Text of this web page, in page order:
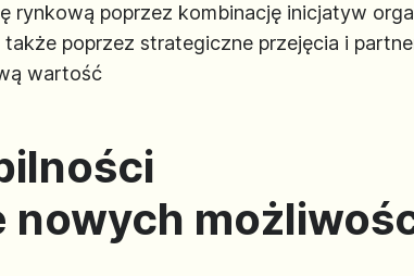
rynkową poprzez kombinację inicjatyw
poprzez strategiczne przejęcia i
wartość
nowych